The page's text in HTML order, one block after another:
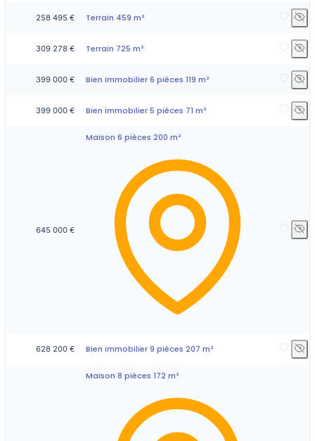
258 495 € Terrain 459 m²
309 278 € Terrain 725 m²
399 000 € Bien immobilier 6 pièces 119 m²
399 000 € Bien immobilier 5 pièces 71 m²
645 000 €
Maison 6 pièces 200 m²
628 200 € Bien immobilier 9 pièces 207 m²
Maison 8 pièces 172 m²